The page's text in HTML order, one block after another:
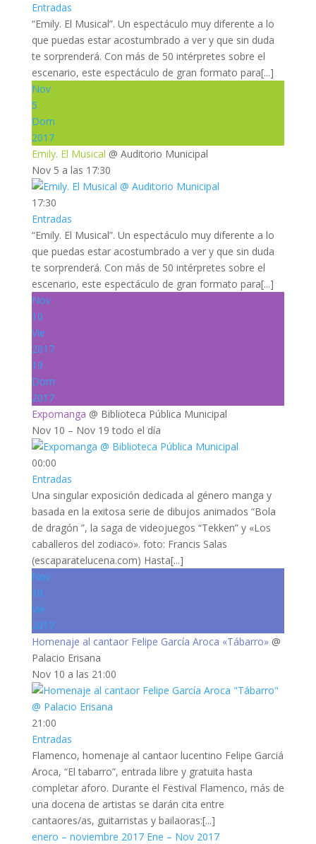
Entradas
“Emily. El Musical”. Un espectáculo muy diferente a lo
que puedas estar acostumbrado a ver y que sin duda
te sorprenderá. Con más de 50 intérpretes sobre el
escenario, este espectáculo de gran formato para[...]
Nov
5
Dom
2017
Emily. El Musical @ Auditorio Municipal
Nov 5 a las 17:30
17:30
Entradas
“Emily. El Musical”. Un espectáculo muy diferente a lo
que puedas estar acostumbrado a ver y que sin duda
te sorprenderá. Con más de 50 intérpretes sobre el
escenario, este espectáculo de gran formato para[...]
Nov
10
Vie
2017
19
Dom
2017
Expomanga @ Biblioteca Pública Municipal
Nov 10 – Nov 19todo el día
00:00
Entradas
Una singular exposición dedicada al género manga y
basada en la exitosa serie de dibujos animados “Bola
de dragón ”, la saga de videojuegos “Tekken” y «Los
caballeros del zodiaco». foto: Francis Salas
(escaparatelucena.com) Hasta[...]
Nov
10
Vie
2017
Homenaje al cantaor Felipe García Aroca «Tábarro» @
Palacio Erisana
Nov 10 a las 21:00
21:00
Entradas
Flamenco, homenaje al cantaor lucentino Felipe Garciá
Aroca, “El tabarro”, entrada libre y gratuita hasta
completar aforo. Durante el Festival Flamenco, más de
una docena de artistas se darán cita entre
cantaores/as, guitarristas y bailaoras:[...]
enero – noviembre 2017 Ene – Nov 2017